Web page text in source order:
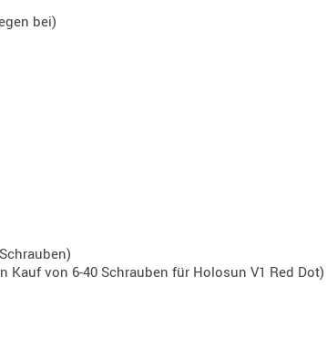
bei)
Kauf von 6-40 Schrauben für Holosun V1 Red Dot)